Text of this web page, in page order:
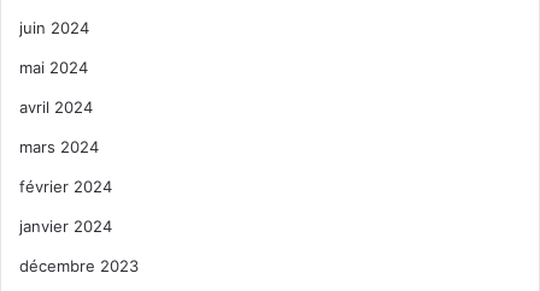
juin 2024
mai 2024
avril 2024
mars 2024
février 2024
janvier 2024
décembre 2023